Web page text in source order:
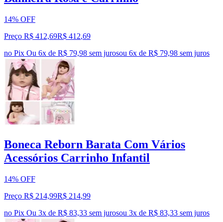
14% OFF
Preço R$ 412,69R$ 412,69
no Pix Ou 6x de R$ 79,98 sem jurosou 6x de R$ 79,98 sem juros
Boneca Reborn Barata Com Vários
Acessórios Carrinho Infantil
14% OFF
Preço R$ 214,99R$ 214,99
no Pix Ou 3x de R$ 83,33 sem jurosou 3x de R$ 83,33 sem juros